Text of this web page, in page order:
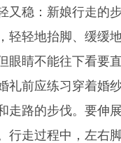
又稳：新娘行走的
轻轻地抬脚、缓缓
眼睛不能往下看要
礼前应练习穿着婚
走路的步伐。要伸
行走过程中，左右